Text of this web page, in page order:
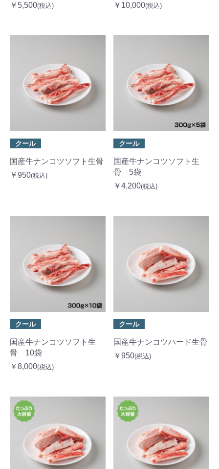
￥5,500(税込)
￥10,000(税込)
クール
国産牛ナンコツソフト生骨
￥950(税込)
クール
国産牛ナンコツソフト生
骨 5袋
￥4,200(税込)
クール
国産牛ナンコツソフト生
骨 10袋
￥8,000(税込)
クール
国産牛ナンコツハード生骨
￥950(税込)